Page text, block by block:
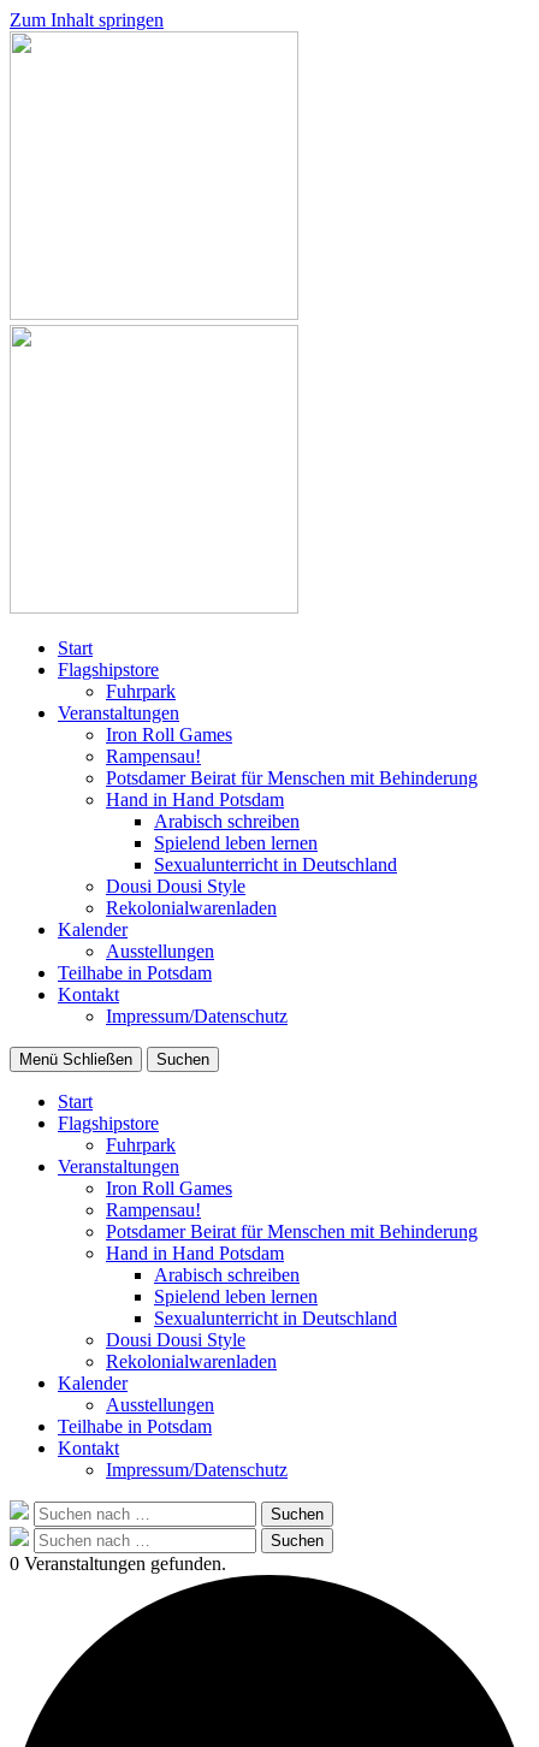
Zum Inhalt springen
Start
Flagshipstore
Fuhrpark
Veranstaltungen
Iron Roll Games
Rampensau!
Potsdamer Beirat für Menschen mit Behinderung
Hand in Hand Potsdam
Arabisch schreiben
Spielend leben lernen
Sexualunterricht in Deutschland
Dousi Dousi Style
Rekolonialwarenladen
Kalender
Ausstellungen
Teilhabe in Potsdam
Kontakt
Impressum/Datenschutz
Menü Schließen Suchen
Start
Flagshipstore
Fuhrpark
Veranstaltungen
Iron Roll Games
Rampensau!
Potsdamer Beirat für Menschen mit Behinderung
Hand in Hand Potsdam
Arabisch schreiben
Spielend leben lernen
Sexualunterricht in Deutschland
Dousi Dousi Style
Rekolonialwarenladen
Kalender
Ausstellungen
Teilhabe in Potsdam
Kontakt
Impressum/Datenschutz
Suche
nach:
Suchen
Suche
nach:
Suchen
0 Veranstaltungen gefunden.